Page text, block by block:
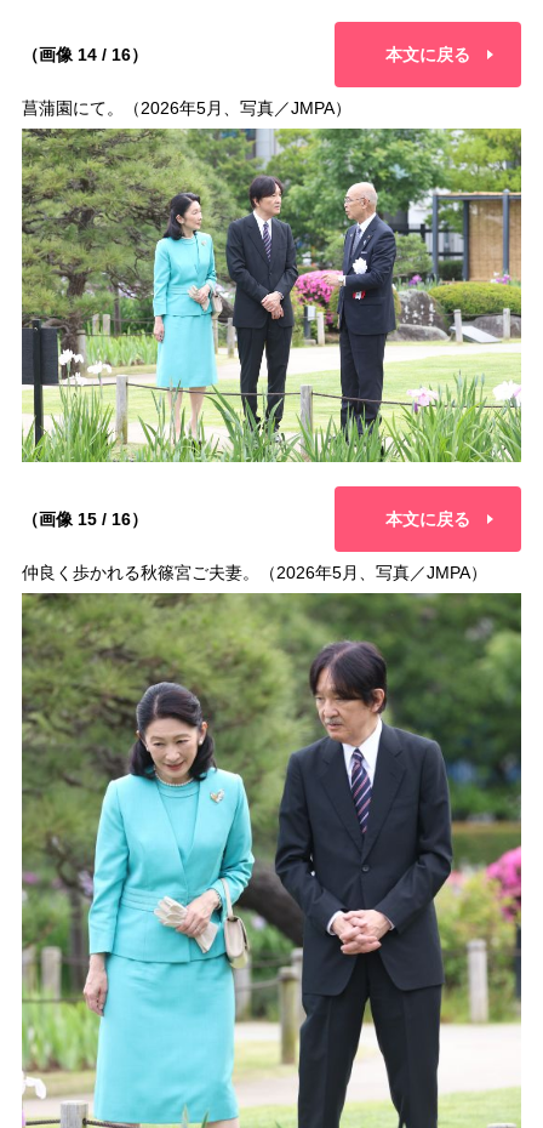
（画像 14 / 16） 本文に戻る
菖蒲園にて。（2026年5月、写真／JMPA）
（画像 15 / 16） 本文に戻る
仲良く歩かれる秋篠宮ご夫妻。（2026年5月、写真／JMPA）